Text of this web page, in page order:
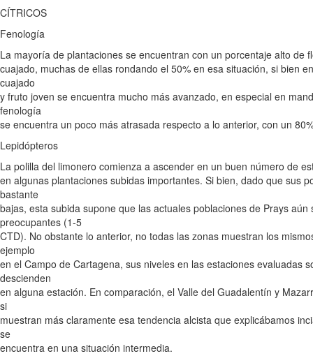
CÍTRICOS
Fenología
La mayoría de plantaciones se encuentran con un porcentaje alto de
cuajado, muchas de ellas rondando el 50% en esa situación, si bien
cuajado
y fruto joven se encuentra mucho más avanzado, en especial en
fenología
se encuentra un poco más atrasada respecto a lo anterior, con un
Lepidópteros
La polilla del limonero comienza a ascender en un buen número de
en algunas plantaciones subidas importantes. Si bien, dado que sus
bastante
bajas, esta subida supone que las actuales poblaciones de Prays
preocupantes (1-5
CTD). No obstante lo anterior, no todas las zonas muestran los
ejemplo
en el Campo de Cartagena, sus niveles en las estaciones evaluadas
descienden
en alguna estación. En comparación, el Valle del Guadalentín y
si
muestran más claramente esa tendencia alcista que explicábamos
se
encuentra en una situación intermedia.